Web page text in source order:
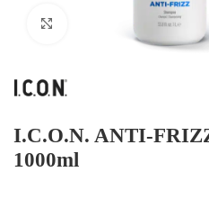
Spustelėkite norėdami
I.C.O.N. ANTI-
1000ml